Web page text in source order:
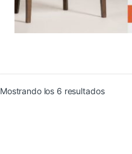
Mostrando los 6 resultados